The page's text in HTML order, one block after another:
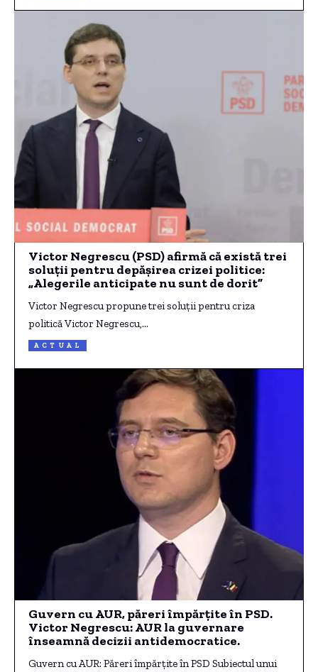
Victor Negrescu (PSD) afirmă că există trei
soluții pentru depășirea crizei politice:
„Alegerile anticipate nu sunt de dorit”
Victor Negrescu propune trei soluții pentru criza
politică Victor Negrescu,…
ACTUAL
Guvern cu AUR, păreri împărțite în PSD.
Victor Negrescu: AUR la guvernare
înseamnă decizii antidemocratice.
Guvern cu AUR: Păreri împărțite în PSD Subiectul unui